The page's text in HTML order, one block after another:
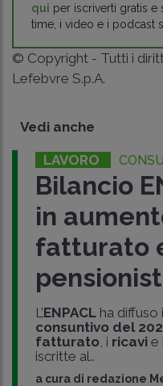
qui per iscriverti gratis e
time, i video e i podcast
© Copyright - Tutti i
Lefebvre S.p.A.
Vedi anche
LAVORO
Bilancio
in
fatturato
L’ENPACLha diffuso
consuntivo del
fatturato, i ricavie
iscritte al..
a cura di redazione